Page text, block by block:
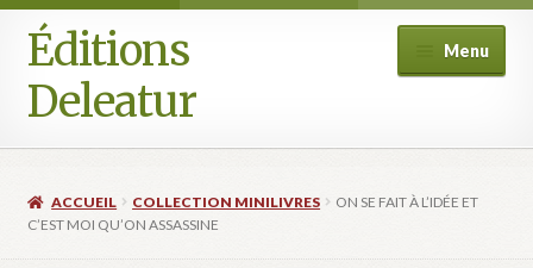
Aller
à
Aller
au
contenu
Éditions
Deleatur
Menu
Boutique
ACCUEIL COLLECTION MINILIVRES
ON SE FAIT À L’IDÉE ET
C’EST MOI QU’ON ASSASSINE